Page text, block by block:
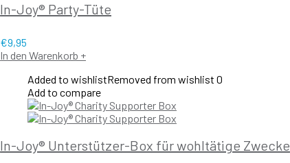
In-Joy® Party-Tüte
€9,95
In den Warenkorb +
Added to wishlistRemoved from wishlist 0
Add to compare
In-Joy® Unterstützer-Box für wohltätige Zwecke